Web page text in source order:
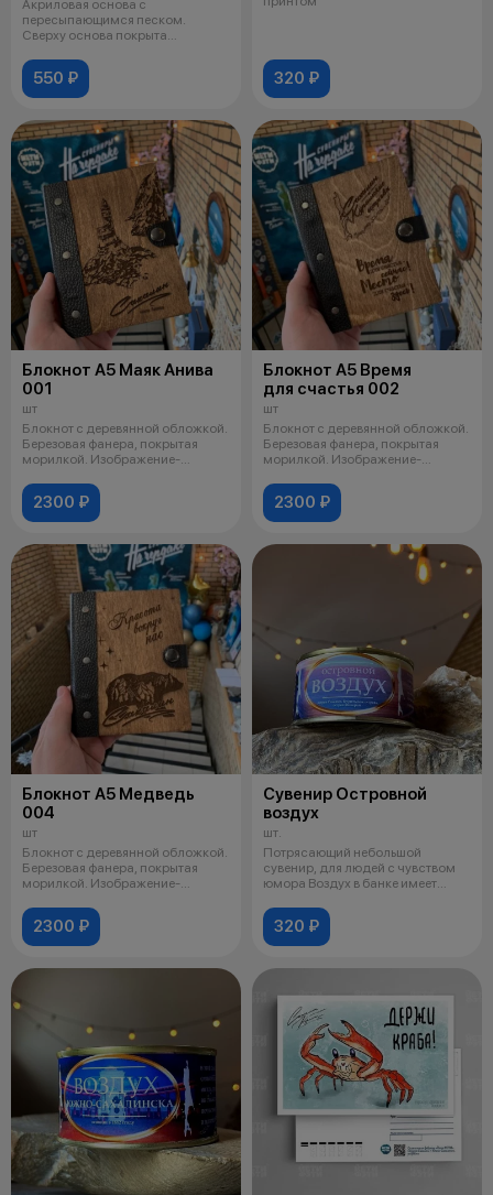
Акриловая основа с
пересыпающимся песком.
Сверху основа покрыта
550 ₽ 320 ₽
Блокнот А5 Маяк Анива
001
шт
Блокнот с деревянной обложкой.
Березовая фанера, покрытая
морилкой. Изображение-
2300 ₽
Блокнот А5 Время
для счастья 002
шт
Блокнот с деревянной обложкой.
Березовая фанера, покрытая
морилкой. Изображение-
2300 ₽
Блокнот А5 Медведь
004
шт
Блокнот с деревянной обложкой.
Березовая фанера, покрытая
морилкой. Изображение-
2300 ₽
Сувенир Островной
воздух
шт.
Потрясающий небольшой
сувенир, для людей с чувством
юмора Воздух в банке имеет
320 ₽